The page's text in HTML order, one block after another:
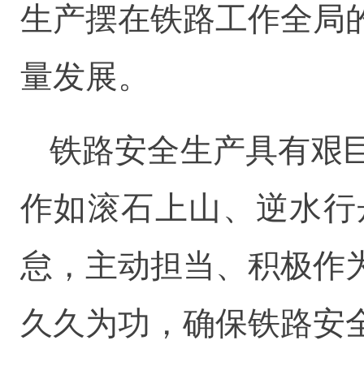
生产摆在铁路工作全局
量发展。
铁路安全生产具有艰
作如滚石上山、逆水
怠，主动担当、积极作
久久为功，确保铁路安